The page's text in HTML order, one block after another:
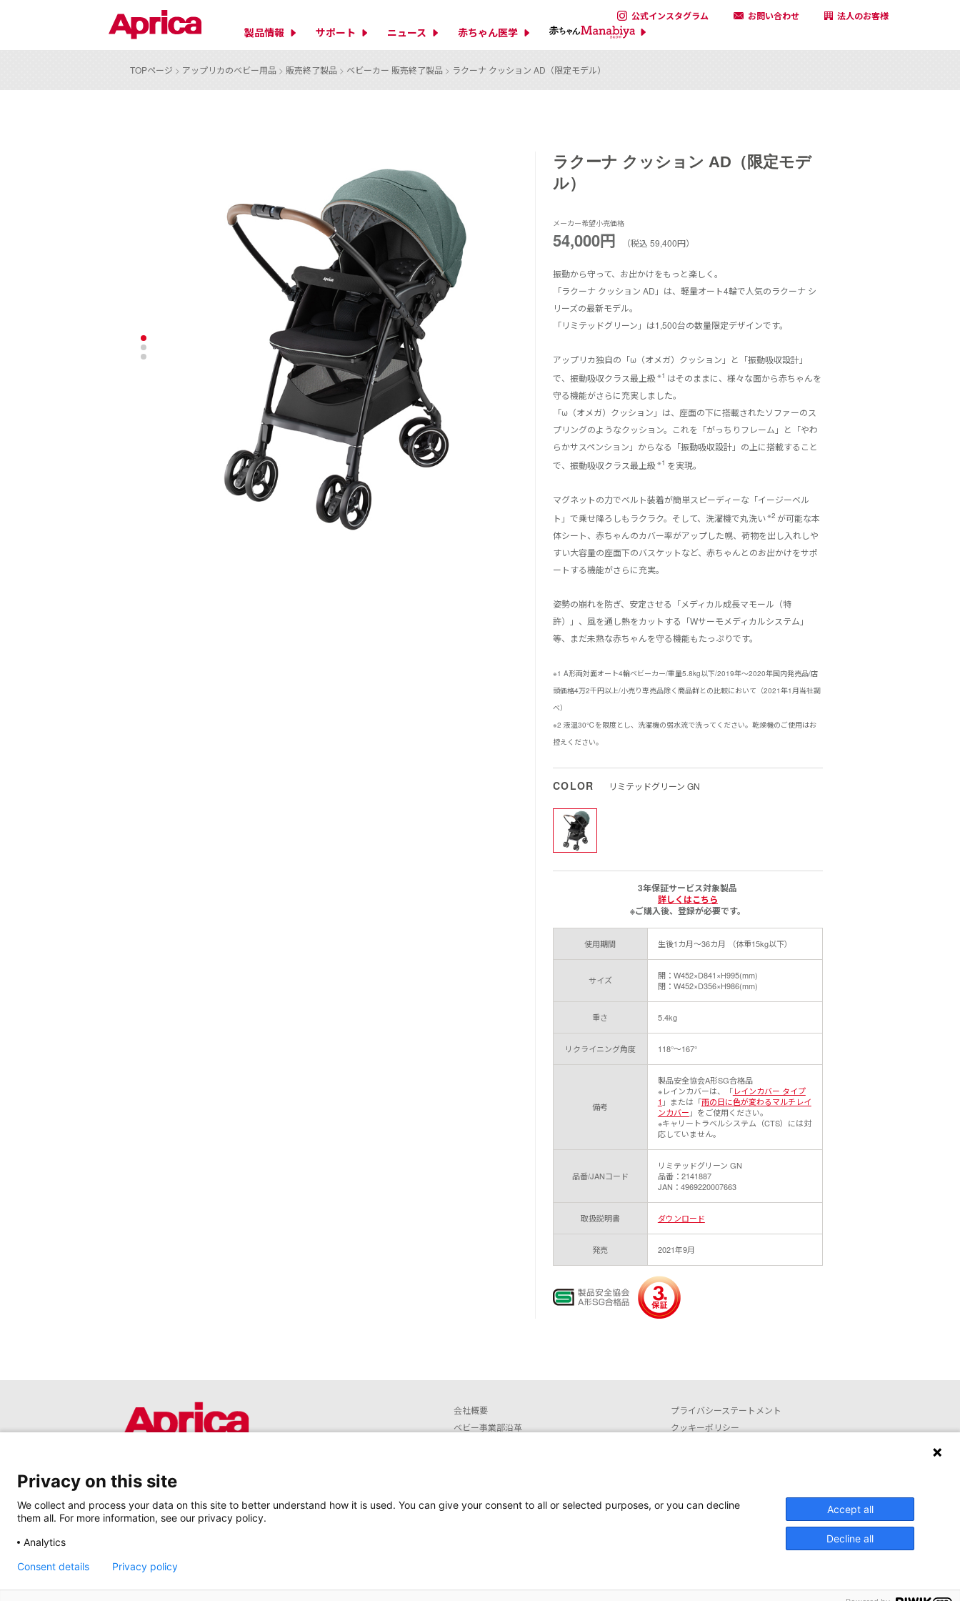
製品情報 サポート ニュース 赤ちゃん医学
公式インスタグラム お問い合わせ 法人のお客様
TOPページ > アップリカのベビー用品 > 販売終了製品 > ベビーカー 販売終了製品 > ラクーナ クッション AD（限定モデル）
ラクーナ クッション AD（限定モデ
ル）
メーカー希望小売価格
54,000円 （税込 59,400円）
振動から守って、お出かけをもっと楽しく。
「ラクーナ クッション AD」は、軽量オート4輪で人気のラクーナ シ
リーズの最新モデル。
「リミテッドグリーン」は1,500台の数量限定デザインです。
アップリカ独自の「ω（オメガ）クッション」と「振動吸収設計」
で、振動吸収クラス最上級 ※1 はそのままに、様々な面から赤ちゃんを
守る機能がさらに充実しました。
「ω（オメガ）クッション」は、座面の下に搭載されたソファーのス
プリングのようなクッション。これを「がっちりフレーム」と「やわ
らかサスペンション」からなる「振動吸収設計」の上に搭載すること
で、振動吸収クラス最上級 ※1 を実現。
マグネットの力でベルト装着が簡単スピーディーな「イージーベル
ト」で乗せ降ろしもラクラク。そして、洗濯機で丸洗い※2 が可能な本
体シート、赤ちゃんのカバー率がアップした幌、荷物を出し入れしや
すい大容量の座面下のバスケットなど、赤ちゃんとのお出かけをサポ
ートする機能がさらに充実。
姿勢の崩れを防ぎ、安定させる「メディカル成長マモール（特
許）」、風を通し熱をカットする「Wサーモメディカルシステム」
等、まだ未熟な赤ちゃんを守る機能もたっぷりです。
※1 A形両対面オート4輪ベビーカー/重量5.8kg以下/2019年～2020年国内発売品/店
頭価格4万2千円以上/小売り専売品除く商品群との比較において（2021年1月当社調
べ）
※2 液温30℃を限度とし、洗濯機の弱水流で洗ってください。乾燥機のご使用はお
控えください。
COLOR リミテッドグリーン GN
3年保証サービス対象製品
詳しくはこちら
※ご購入後、登録が必要です。
使用期間 生後1カ月～36カ月 （体重15kg以下）
サイズ
開：W452×D841×H995(mm)
閉：W452×D356×H986(mm)
重さ 5.4kg
リクライニング角度 118°～167°
備考
製品安全協会A形SG合格品
※レインカバーは、「レインカバー タイプ
1 」または「雨の日に色が変わるマルチレイ
ンカバー 」をご使用ください。
※キャリートラベルシステム（CTS）には対
応していません。
品番/JANコード
リミテッドグリーン GN
品番：2141887
JAN：4969220007663
取扱説明書 ダウンロード
発売 2021年9月
会社概要
ベビー事業部沿革
安全にお使いいただくために
プライバシーステートメント
クッキーポリシー
English (translated by machine)
Privacy on this site
We collect and process your data on this site to better understand how it is used. You can give your consent to all or selected purposes, or you can decline
them all. For more information, see our privacy policy.
Analytics
Accept all
Decline all
Consent details Privacy policy